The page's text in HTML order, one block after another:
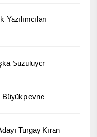
Süzülüyor
Büyükplevne
Turgay Kıran